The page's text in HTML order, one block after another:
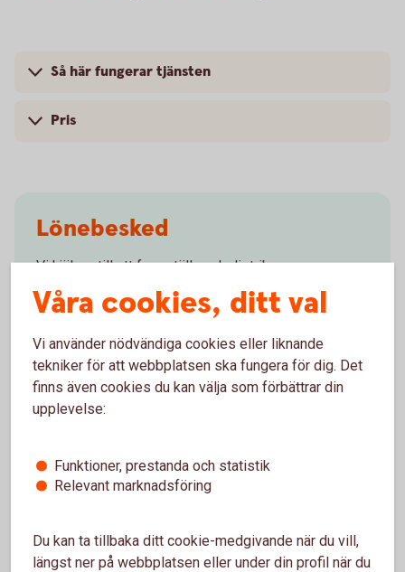
Så här fungerar tjänsten
Pris
Lönebesked
Vi hjälper till att framställa och distribuera
lönebesked till ert företags anställda i Sverige eller
utomlands.
Lönebesked
För att se detta innehåll behöver du först
godkänna cookies för Funktioner, prestanda
Inställningar för cookies
Våra cookies, ditt val
Vi använder nödvändiga cookies eller liknande
tekniker för att webbplatsen ska fungera för dig. Det
finns även cookies du kan välja som förbättrar din
upplevelse:
Funktioner, prestanda och statistik
Relevant marknadsföring
Du kan ta tillbaka ditt cookie-medgivande när du vill,
längst ner på webbplatsen eller under din profil när du